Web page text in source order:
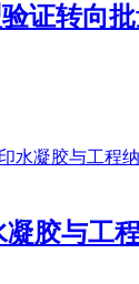
证转向
凝胶与工